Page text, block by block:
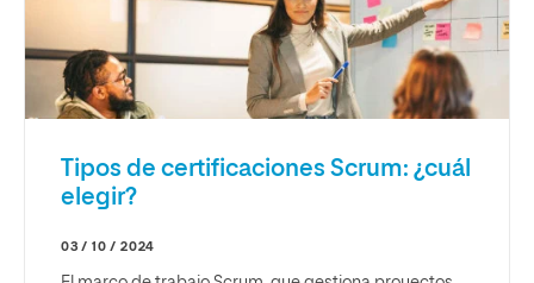
Tipos de certificaciones Scrum: ¿cuál
elegir?
03 / 10 / 2024